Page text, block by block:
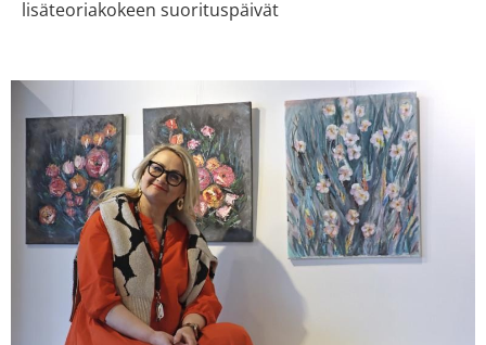
lisäteoriakokeen suorituspäivät